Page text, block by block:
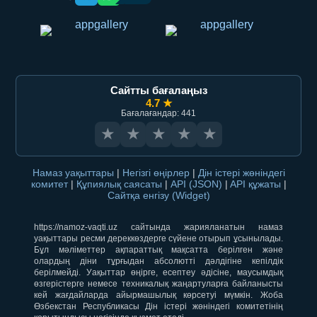
Сайтты бағалаңыз
4.7 ★
Бағалағандар: 441
★ ★ ★ ★ ★
Намаз уақыттары | Негізгі өңірлер | Дін істері жөніндегі
комитет | Құпиялық саясаты | API (JSON) | API құжаты |
Сайтқа енгізу (Widget)
https://namoz-vaqti.uz сайтында жарияланатын намаз
уақыттары ресми дереккөздерге сүйене отырып ұсынылады.
Бұл мәліметтер ақпараттық мақсатта берілген және
олардың діни тұрғыдан абсолютті дәлдігіне кепілдік
берілмейді. Уақыттар өңірге, есептеу әдісіне, маусымдық
өзгерістерге немесе техникалық жаңартуларға байланысты
кей жағдайларда айырмашылық көрсетуі мүмкін. Жоба
Өзбекстан Республикасы Дін істері жөніндегі комитетінің